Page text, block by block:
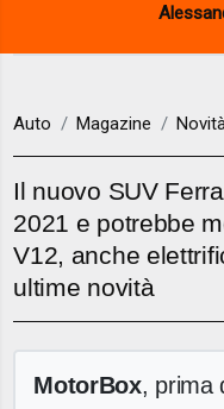
Auto Magazine
Il nuovo SUV
2021 e potrebbe
V12, anche
ultime novità
MotorBox, prima